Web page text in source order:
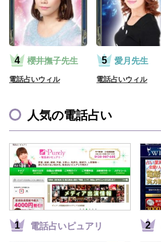
櫻井撫子先生
電話占いウィル
愛月先生
電話占いウィル
人気の電話占い
電話占いピュアリ